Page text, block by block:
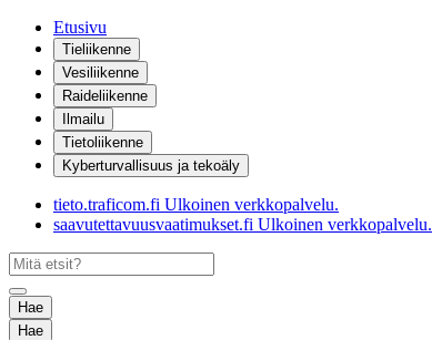
Etusivu
Tieliikenne
Vesiliikenne
Raideliikenne
Ilmailu
Tietoliikenne
Kyberturvallisuus ja tekoäly
tieto.traficom.fi Ulkoinen verkkopalvelu.
saavutettavuusvaatimukset.fi Ulkoinen verkkopalvelu.
Hae
Hae